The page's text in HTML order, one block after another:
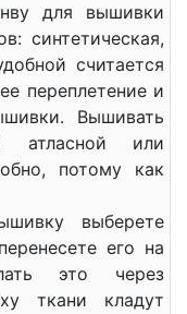
для вышивки
синтетическая,
считается
переплетение и
Вышивать
атласной или
потому как
выберете
его на
это через
ткани кладут